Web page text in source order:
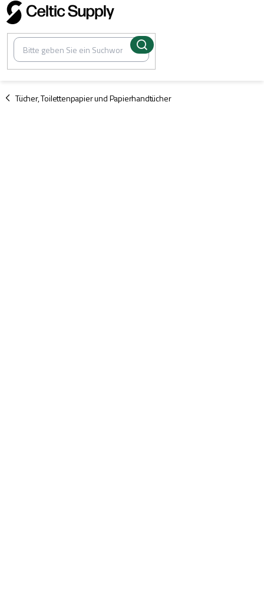
Zum
Inhalt
springen
Tücher, Toilettenpapier und Papierhandtücher
/